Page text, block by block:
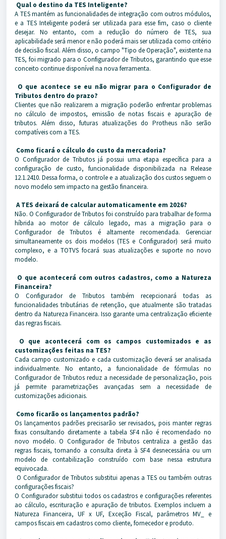
Qual o destino da TES Inteligente?
A TES mantém as funcionalidades de integração com outros módulos,
e a TES Inteligente poderá ser utilizada para esse fim, caso o cliente
desejar. No entanto, com a redução do número de TES, sua
aplicabilidade será menor e não poderá mais ser utilizada como critério
de decisão fiscal. Além disso, o campo "Tipo de Operação", existente na
TES, foi migrado para o Configurador de Tributos, garantindo que esse
conceito continue disponível na nova ferramenta.
O que acontece se eu não migrar para o Configurador de
Tributos dentro do prazo?
Clientes que não realizarem a migração poderão enfrentar problemas
no cálculo de impostos, emissão de notas fiscais e apuração de
tributos. Além disso, futuras atualizações do Protheus não serão
compatíveis com a TES.
Como ficará o cálculo do custo da mercadoria?
O Configurador de Tributos já possui uma etapa específica para a
configuração de custo, funcionalidade disponibilizada na Release
12.1.2410. Dessa forma, o controle e a atualização dos custos seguem o
novo modelo sem impacto na gestão financeira.
A TES deixará de calcular automaticamente em 2026?
Não. O Configurador de Tributos foi construído para trabalhar de forma
híbrida ao motor de cálculo legado, mas a migração para o
Configurador de Tributos é altamente recomendada. Gerenciar
simultaneamente os dois modelos (TES e Configurador) será muito
complexo, e a TOTVS focará suas atualizações e suporte no novo
modelo.
O que acontecerá com outros cadastros, como a Natureza
Financeira?
O Configurador de Tributos também recepcionará todas as
funcionalidades tributárias de retenção, que atualmente são tratadas
dentro da Natureza Financeira. Isso garante uma centralização eficiente
das regras fiscais.
O que acontecerá com os campos customizados e as
customizações feitas na TES?
Cada campo customizado e cada customização deverá ser analisada
individualmente. No entanto, a funcionalidade de fórmulas no
Configurador de Tributos reduz a necessidade de personalização, pois
já permite parametrizações avançadas sem a necessidade de
customizações adicionais.
Como ficarão os lançamentos padrão?
Os lançamentos padrões precisarão ser revisados, pois manter regras
fixas consultando diretamente a tabela SF4 não é recomendado no
novo modelo. O Configurador de Tributos centraliza a gestão das
regras fiscais, tornando a consulta direta à SF4 desnecessária ou um
modelo de contabilização construído com base nessa estrutura
equivocada.
O Configurador de Tributos substitui apenas a TES ou também outras
configurações fiscais?
O Configurador substitui todos os cadastros e configurações referentes
ao cálculo, escrituração e apuração de tributos. Exemplos incluem a
Natureza Financeira, UF x UF, Exceção Fiscal, parâmetros MV_ e
campos fiscais em cadastros como cliente, fornecedor e produto.